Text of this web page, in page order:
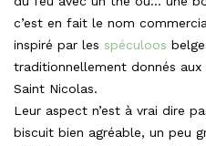
c’est en fait le nom
inspiré par les spéculoos
traditionnellement donnés
Saint Nicolas.
Leur aspect n’est à vrai dire
biscuit bien agréable, un peu